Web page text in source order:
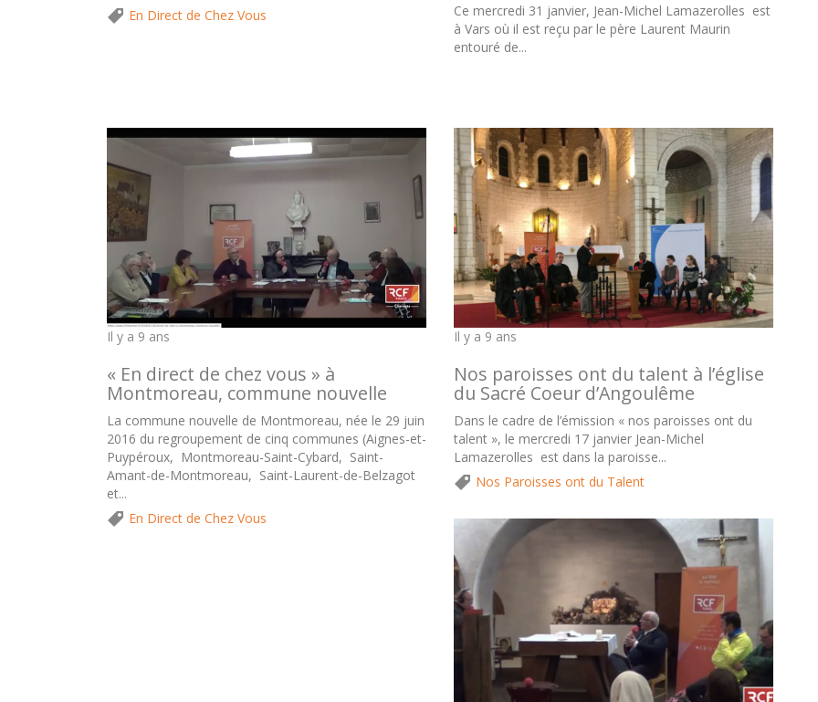
En Direct de Chez Vous
Ce mercredi 31 janvier, Jean-Michel Lamazerolles est
à Vars où il est reçu par le père Laurent Maurin
entouré de...
Il y a 9 ans
« En direct de chez vous » à
Montmoreau, commune nouvelle
La commune nouvelle de Montmoreau, née le 29 juin
2016 du regroupement de cinq communes (Aignes-et-
Puypéroux, Montmoreau-Saint-Cybard, Saint-
Amant-de-Montmoreau, Saint-Laurent-de-Belzagot
et...
En Direct de Chez Vous
Il y a 9 ans
Nos paroisses ont du talent à l’église
du Sacré Coeur d’Angoulême
Dans le cadre de l’émission « nos paroisses ont du
talent », le mercredi 17 janvier Jean-Michel
Lamazerolles est dans la paroisse...
Nos Paroisses ont du Talent